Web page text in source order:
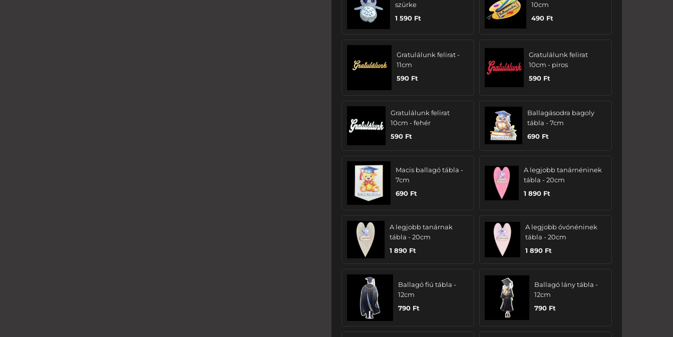
szürke
1 590 Ft
10cm
490 Ft
Gratulálunk felirat -
11cm
590 Ft
Gratulálunk felirat
10cm - piros
590 Ft
Gratulálunk felirat
10cm - fehér
590 Ft
Ballagásodra bagoly
tábla - 7cm
690 Ft
Macis ballagó tábla -
7cm
690 Ft
A legjobb tanárnéninek
tábla - 20cm
1 890 Ft
A legjobb tanárnak
tábla - 20cm
1 890 Ft
A legjobb óvónéninek
tábla - 20cm
1 890 Ft
Ballagó fiú tábla -
12cm
790 Ft
Ballagó lány tábla -
12cm
790 Ft